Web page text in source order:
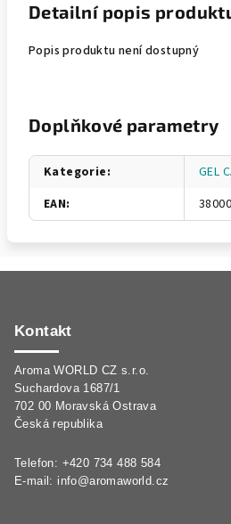
Detailní popis
Popis produktu není dostupný
Doplňkové parametry
Kategorie:
GEL
EAN:
Kontakt
Aroma WORLD CZ s.r.o.
Suchardova 1687/1
702 00 Moravská Ostrava
Česká republika
Telefon: +420 734 488 584
E-mail: info@aromaworld.cz